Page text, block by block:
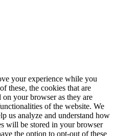
your experience while you
these, the cookies that are
on your browser as they are
of the website. We
us analyze and understand how
will be stored in your browser
the option to opt-out of these